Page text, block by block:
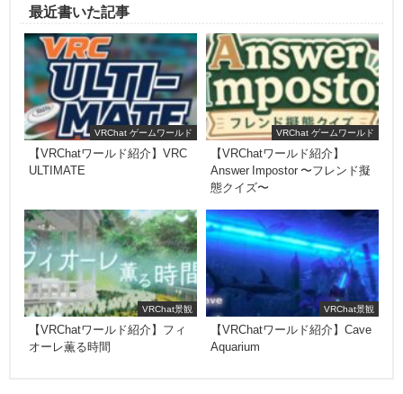
最近書いた記事
VRChat ゲームワールド
【VRChatワールド紹介】VRC
ULTIMATE
VRChat ゲームワールド
【VRChatワールド紹介】
Answer Impostor 〜フレンド擬
態クイズ〜
VRChat景観
【VRChatワールド紹介】フィ
オーレ薫る時間
VRChat景観
【VRChatワールド紹介】Cave
Aquarium